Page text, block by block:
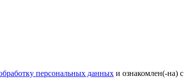
персональных данных и ознакомлен(-на) с